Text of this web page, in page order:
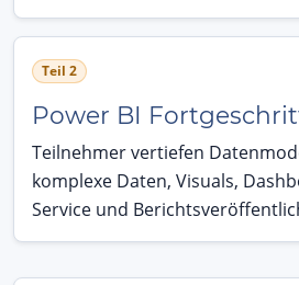
Teil 2
Power BI
Teilnehmer vertiefen
komplexe Daten, Visuals,
Service und